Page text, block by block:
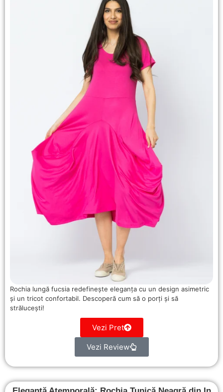
Rochia lungă fucsia redefinește eleganța cu un design asimetric
și un tricot confortabil. Descoperă cum să o porți și să
strălucești!
Vezi Pret
Vezi Review